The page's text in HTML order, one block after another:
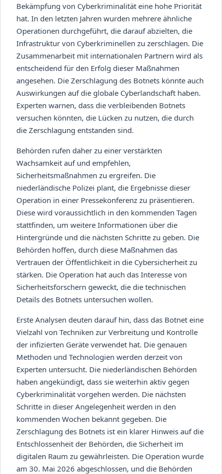
Bekämpfung von Cyberkriminalität eine hohe Priorität
hat. In den letzten Jahren wurden mehrere ähnliche
Operationen durchgeführt, die darauf abzielten, die
Infrastruktur von Cyberkriminellen zu zerschlagen. Die
Zusammenarbeit mit internationalen Partnern wird als
entscheidend für den Erfolg dieser Maßnahmen
angesehen. Die Zerschlagung des Botnets könnte auch
Auswirkungen auf die globale Cyberlandschaft haben.
Experten warnen, dass die verbleibenden Botnets
versuchen könnten, die Lücken zu nutzen, die durch
die Zerschlagung entstanden sind.
Behörden rufen daher zu einer verstärkten
Wachsamkeit auf und empfehlen,
Sicherheitsmaßnahmen zu ergreifen. Die
niederländische Polizei plant, die Ergebnisse dieser
Operation in einer Pressekonferenz zu präsentieren.
Diese wird voraussichtlich in den kommenden Tagen
stattfinden, um weitere Informationen über die
Hintergründe und die nächsten Schritte zu geben. Die
Behörden hoffen, durch diese Maßnahmen das
Vertrauen der Öffentlichkeit in die Cybersicherheit zu
stärken. Die Operation hat auch das Interesse von
Sicherheitsforschern geweckt, die die technischen
Details des Botnets untersuchen wollen.
Erste Analysen deuten darauf hin, dass das Botnet eine
Vielzahl von Techniken zur Verbreitung und Kontrolle
der infizierten Geräte verwendet hat. Die genauen
Methoden und Technologien werden derzeit von
Experten untersucht. Die niederländischen Behörden
haben angekündigt, dass sie weiterhin aktiv gegen
Cyberkriminalität vorgehen werden. Die nächsten
Schritte in dieser Angelegenheit werden in den
kommenden Wochen bekannt gegeben. Die
Zerschlagung des Botnets ist ein klarer Hinweis auf die
Entschlossenheit der Behörden, die Sicherheit im
digitalen Raum zu gewährleisten. Die Operation wurde
am 30. Mai 2026 abgeschlossen, und die Behörden